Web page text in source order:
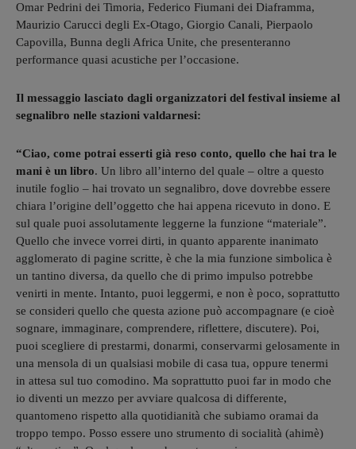
Omar Pedrini dei Timoria, Federico Fiumani dei Diaframma,
Maurizio Carucci degli Ex-Otago, Giorgio Canali, Pierpaolo
Capovilla, Bunna degli Africa Unite, che presenteranno
performance quasi acustiche per l’occasione.
Il messaggio lasciato dagli organizzatori del festival insieme al
segnalibro nelle stazioni valdarnesi:
“Ciao, come potrai esserti già reso conto, quello che hai tra le
mani è un libro. Un libro all’interno del quale – oltre a questo
inutile foglio – hai trovato un segnalibro, dove dovrebbe essere
chiara l’origine dell’oggetto che hai appena ricevuto in dono. E
sul quale puoi assolutamente leggerne la funzione “materiale”.
Quello che invece vorrei dirti, in quanto apparente inanimato
agglomerato di pagine scritte, è che la mia funzione simbolica è
un tantino diversa, da quello che di primo impulso potrebbe
venirti in mente. Intanto, puoi leggermi, e non è poco, soprattutto
se consideri quello che questa azione può accompagnare (e cioè
sognare, immaginare, comprendere, riflettere, discutere). Poi,
puoi scegliere di prestarmi, donarmi, conservarmi gelosamente in
una mensola di un qualsiasi mobile di casa tua, oppure tenermi
in attesa sul tuo comodino. Ma soprattutto puoi far in modo che
io diventi un mezzo per avviare qualcosa di differente,
quantomeno rispetto alla quotidianità che subiamo oramai da
troppo tempo. Posso essere uno strumento di socialità (ahimè)